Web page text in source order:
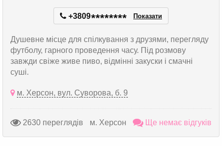
+3809******** Показати
Душевне місце для спілкування з друзями, перегляду
футболу, гарного проведення часу. Під розмову
завжди свіже живе пиво, відмінні закуски і смачні
суші.
м. Херсон, вул. Суворова, б. 9
2630 переглядів м. Херсон Ще немає відгуків